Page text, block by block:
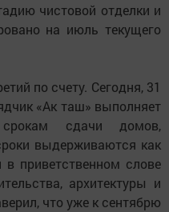
чистовой отделки и
на июль текущего
по счету. Сегодня, 31
«Ак таш» выполняет
сдачи домов,
выдерживаются как
приветственном слове
архитектуры и
что уже к сентябрю